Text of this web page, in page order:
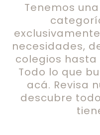
Tenemos
necesidades,
colegios hasta
Todo lo que
acá. Revisa
descubre